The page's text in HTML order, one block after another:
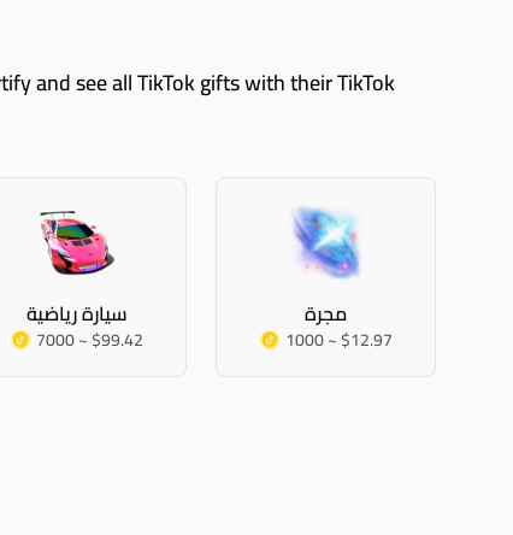
سيارة رياضية
7000 ~ $99.42
مجرة
1000 ~ $12.97